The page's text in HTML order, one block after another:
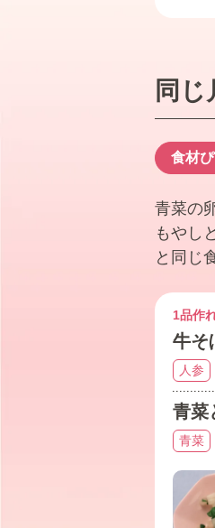
同
食材
青菜の
もやし
と同じ
1品作
牛そ
人参
青菜
青菜